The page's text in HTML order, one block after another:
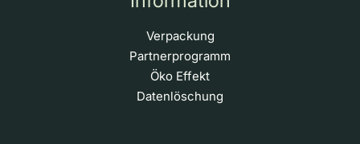
Verpackung
Partnerprogramm
Öko Effekt
Datenlöschung